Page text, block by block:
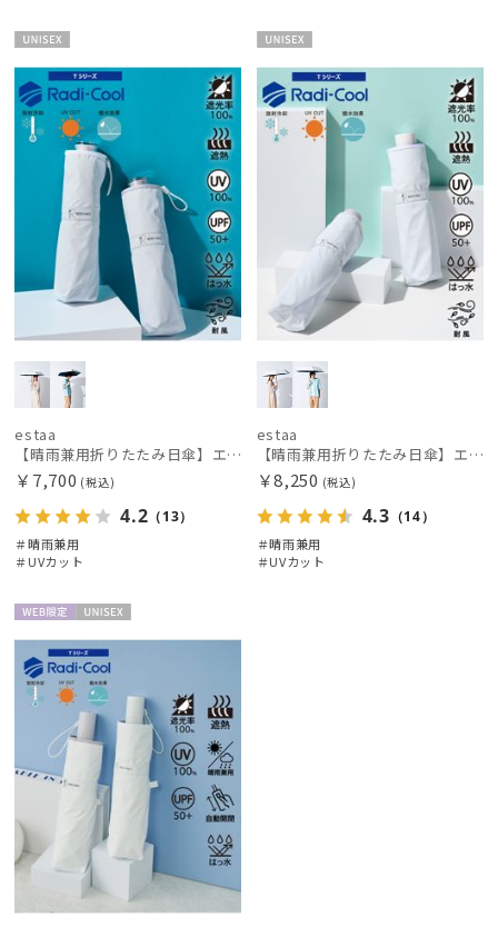
販売状況
入荷状況
X
estaa
【晴雨兼用折りたたみ日傘】エスタ(estaa)REIKYAKUパラソル 54㎝ 世界初の放射冷却素材ラディクール 遮光100 UV100 耐風
￥7,700 (税込)
4.2 （13）
＃晴雨兼用
＃UVカット
X
estaa
【晴雨兼用折りたたみ日傘】エスタ(estaa)REIKYAKUパラソル 大きめ60㎝ 世界初の放射冷却素材ラディクール 遮光100 UV100 耐風
￥8,250 (税込)
4.3 （14）
＃晴雨兼用
＃UVカット
定
X